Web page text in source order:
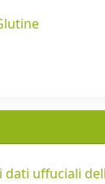
dati uffuciali